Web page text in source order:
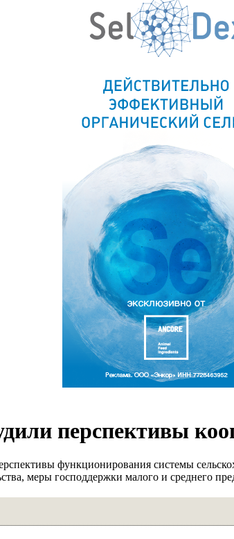
перспективы
функционирования системы
меры господдержки малого и среднего